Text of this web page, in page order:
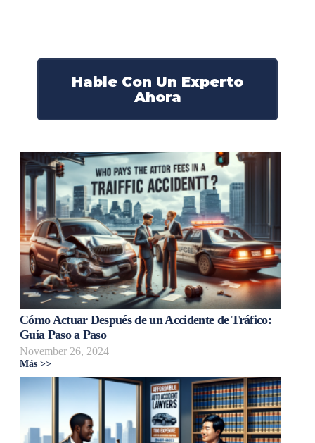
Hable Con Un Experto
Ahora
Cómo Actuar Después de un Accidente de Tráfico:
Guía Paso a Paso
November 26, 2024
Más >>